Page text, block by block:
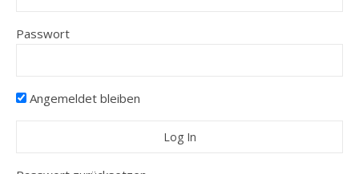
Passwort
Angemeldet bleiben